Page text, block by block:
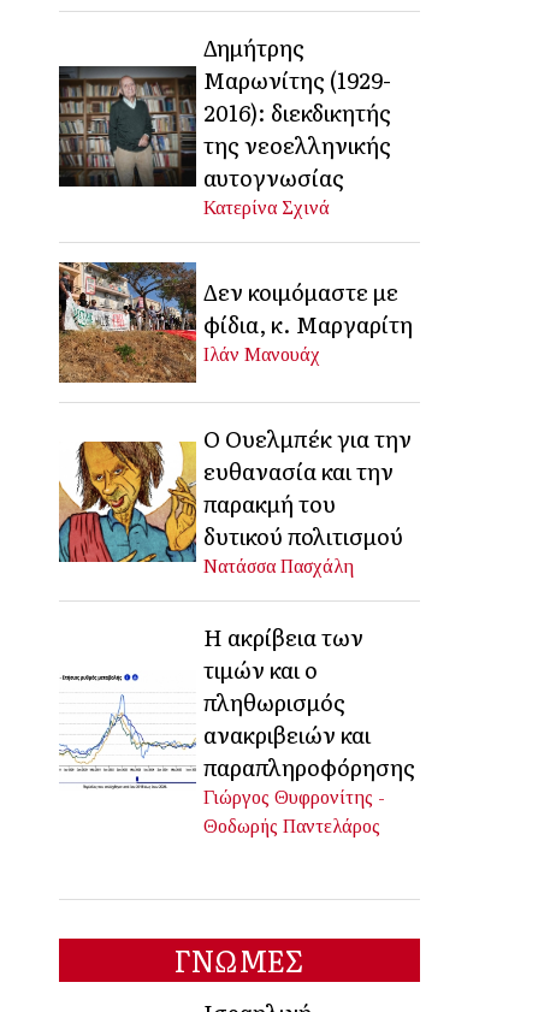
Δημήτρης
Μαρωνίτης (1929-
2016): διεκδικητής
της νεοελληνικής
αυτογνωσίας
Κατερίνα Σχινά
Δεν κοιμόμαστε με
φίδια, κ. Μαργαρίτη
Ιλάν Μανουάχ
Ο Ουελμπέκ για την
ευθανασία και την
παρακμή του
δυτικού πολιτισμού
Νατάσσα Πασχάλη
Η ακρίβεια των
τιμών και ο
πληθωρισμός
ανακριβειών και
παραπληροφόρησης
Γιώργος Θυφρονίτης -
Θοδωρής Παντελάρος
ΓΝΩΜΕΣ